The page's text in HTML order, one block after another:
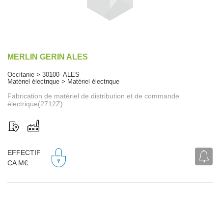
MERLIN GERIN ALES
Occitanie > 30100 ALES
Matériel électrique > Matériel électrique
Fabrication de matériel de distribution et de commande
électrique(2712Z)
EFFECTIF
CA M€